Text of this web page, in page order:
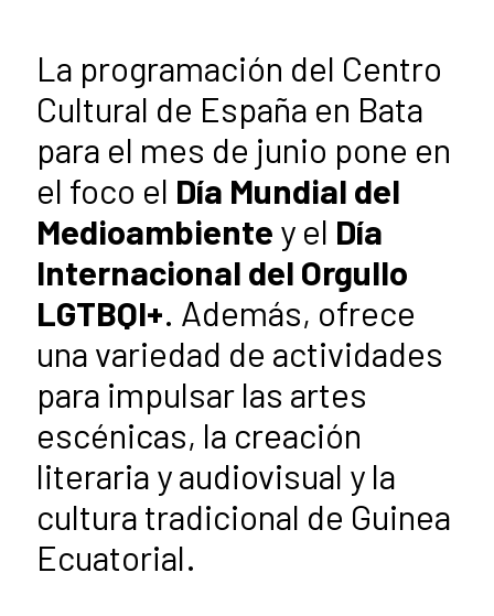
La programación del Centro
Cultural de España en Bata
para el mes de junio pone en
el foco el Día Mundial del
Medioambiente y el Día
Internacional del Orgullo
LGTBQI+. Además, ofrece
una variedad de actividades
para impulsar las artes
escénicas, la creación
literaria y audiovisual y la
cultura tradicional de Guinea
Ecuatorial.